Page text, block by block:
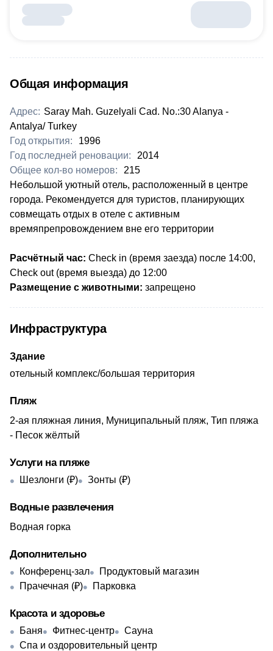
Общая информация
Адрес: Saray Mah. Guzelyali Cad. No.:30 Alanya -
Antalya/ Turkey
Год открытия:
1996
Год последней реновации:
2014
Общее кол-во номеров:
215
Небольшой уютный отель, расположенный в центре
города. Рекомендуется для туристов, планирующих
совмещать отдых в отеле с активным
времяпрепровождением вне его территории
Расчётный час: Check in (время заезда) после 14:00,
Check out (время выезда) до 12:00
Размещение с животными: запрещено
Инфраструктура
Здание
отельный комплекс/большая территория
Пляж
2-ая пляжная линия, Муниципальный пляж, Тип пляжа
- Песок жёлтый
Услуги на пляже
Шезлонги (₽) Зонты (₽)
Водные развлечения
Водная горка
Дополнительно
Конференц-зал
Продуктовый магазин
Прачечная (₽)
Парковка
Красота и здоровье
Баня Фитнес-центр
Сауна
Спа и оздоровительный центр